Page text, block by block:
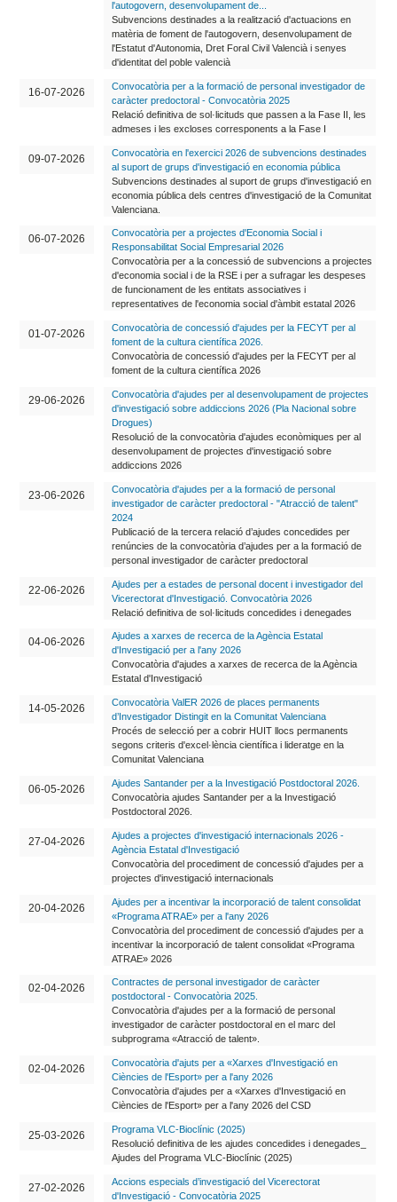
l'autogovern, desenvolupament de...
Subvencions destinades a la realització d'actuacions en
matèria de foment de l'autogovern, desenvolupament de
l'Estatut d'Autonomia, Dret Foral Civil Valencià i senyes
d'identitat del poble valencià
16-07-2026
Convocatòria per a la formació de personal investigador de
caràcter predoctoral - Convocatòria 2025
Relació definitiva de sol·licituds que passen a la Fase II, les
admeses i les excloses corresponents a la Fase I
09-07-2026
Convocatòria en l'exercici 2026 de subvencions destinades
al suport de grups d'investigació en economia pública
Subvencions destinades al suport de grups d'investigació en
economia pública dels centres d'investigació de la Comunitat
Valenciana.
06-07-2026
Convocatòria per a projectes d'Economia Social i
Responsabilitat Social Empresarial 2026
Convocatòria per a la concessió de subvencions a projectes
d'economia social i de la RSE i per a sufragar les despeses
de funcionament de les entitats associatives i
representatives de l'economia social d'àmbit estatal 2026
01-07-2026
Convocatòria de concessió d'ajudes per la FECYT per al
foment de la cultura científica 2026.
Convocatòria de concessió d'ajudes per la FECYT per al
foment de la cultura científica 2026
29-06-2026
Convocatòria d'ajudes per al desenvolupament de projectes
d'investigació sobre addiccions 2026 (Pla Nacional sobre
Drogues)
Resolució de la convocatòria d'ajudes econòmiques per al
desenvolupament de projectes d'investigació sobre
addiccions 2026
23-06-2026
Convocatòria d'ajudes per a la formació de personal
investigador de caràcter predoctoral - "Atracció de talent"
2024
Publicació de la tercera relació d’ajudes concedides per
renúncies de la convocatòria d’ajudes per a la formació de
personal investigador de caràcter predoctoral
22-06-2026
Ajudes per a estades de personal docent i investigador del
Vicerectorat d'Investigació. Convocatòria 2026
Relació definitiva de sol·licituds concedides i denegades
04-06-2026
Ajudes a xarxes de recerca de la Agència Estatal
d'Investigació per a l'any 2026
Convocatòria d'ajudes a xarxes de recerca de la Agència
Estatal d'Investigació
14-05-2026
Convocatòria ValER 2026 de places permanents
d’Investigador Distingit en la Comunitat Valenciana
Procés de selecció per a cobrir HUIT llocs permanents
segons criteris d'excel·lència científica i lideratge en la
Comunitat Valenciana
06-05-2026
Ajudes Santander per a la Investigació Postdoctoral 2026.
Convocatòria ajudes Santander per a la Investigació
Postdoctoral 2026.
27-04-2026
Ajudes a projectes d'investigació internacionals 2026 -
Agència Estatal d'Investigació
Convocatòria del procediment de concessió d'ajudes per a
projectes d'investigació internacionals
20-04-2026
Ajudes per a incentivar la incorporació de talent consolidat
«Programa ATRAE» per a l'any 2026
Convocatòria del procediment de concessió d'ajudes per a
incentivar la incorporació de talent consolidat «Programa
ATRAE» 2026
02-04-2026
Contractes de personal investigador de caràcter
postdoctoral - Convocatòria 2025.
Convocatòria d'ajudes per a la formació de personal
investigador de caràcter postdoctoral en el marc del
subprograma «Atracció de talent».
02-04-2026
Convocatòria d'ajuts per a «Xarxes d'Investigació en
Ciències de l'Esport» per a l'any 2026
Convocatòria d'ajudes per a «Xarxes d'Investigació en
Ciències de l'Esport» per a l'any 2026 del CSD
25-03-2026
Programa VLC-Bioclínic (2025)
Resolució definitiva de les ajudes concedides i denegades_
Ajudes del Programa VLC-Bioclínic (2025)
27-02-2026
Accions especials d’investigació del Vicerectorat
d'Investigació - Convocatòria 2025